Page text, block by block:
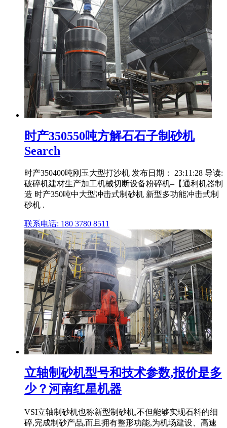
时产350550吨方解石石子制砂机
Search
时产350400吨刚玉大型打沙机 发布日期： 23:11:28 导读:
破碎机建材生产加工机械切断设备粉碎机–【通利机器制
造 时产350吨中大型冲击式制砂机 新型多功能冲击式制
砂机 .
联系电话: 180 3780 8511
立轴制砂机型号和技术参数,报价是多
少？河南红星机器
VSI立轴制砂机也称新型制砂机,不但能够实现石料的细
碎,完成制砂产品,而且拥有整形功能,为机场建设、高速